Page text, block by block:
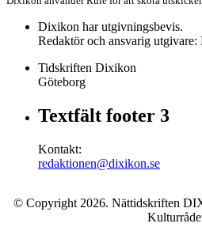
Dixikon har utgivningsbevis.
Redaktör och ansvarig utgivare:
Tidskriften Dixikon
Göteborg
Textfält footer 3
Kontakt:
redaktionen@dixikon.se
© Copyright 2026. Nättidskriften